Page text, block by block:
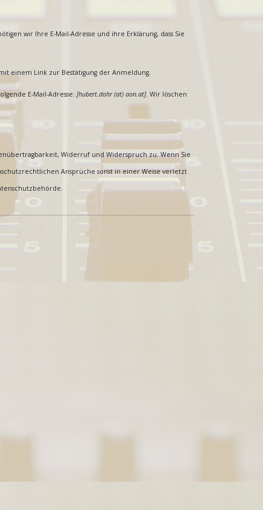
wir Ihre E-Mail-Adresse und ihre Erklärung, dass Sie
einem Link zur Bestätigung der Anmeldung.
E-Mail-Adresse: [hubert.dohr (at) aon.at]. Wir löschen
Widerruf und Widerspruch zu. Wenn Sie
Ansprüche sonst in einer Weise verletzt